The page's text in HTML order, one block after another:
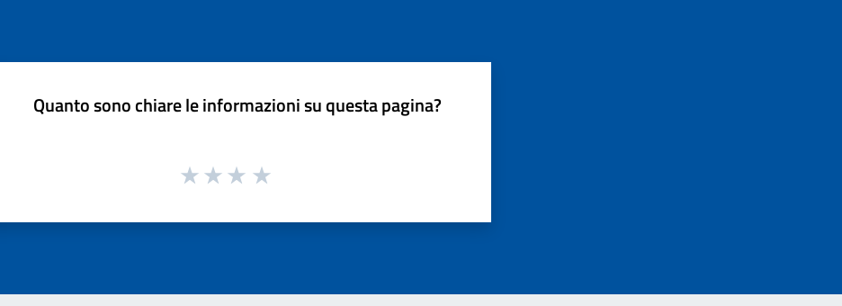
Quanto sono chiare le informazioni su questa pagina?